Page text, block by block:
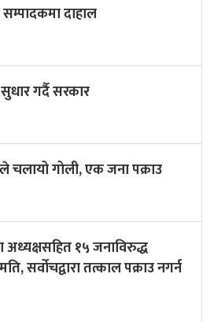
दाहाल
गर्दै सरकार
चलायो गोली, एक जना पक्राउ
१५ जनाविरुद्ध
सर्वोचद्वारा तत्काल पक्राउ नगर्न